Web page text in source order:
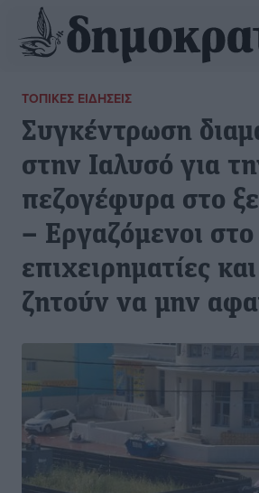
ΤΟΠΙΚΈΣ ΕΙΔΉΣΕΙΣ
Συγκέντρωση
στην Ιαλυσό για
πεζογέφυρα στο
– Εργαζόμενοι
επιχειρηματίες
ζητούν να μην